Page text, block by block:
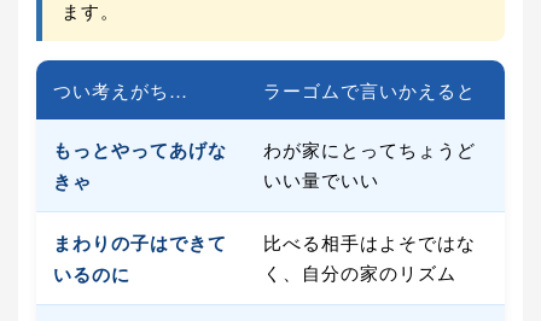
ます。
つい考えがち… ラーゴムで言いかえると
もっとやってあげな
きゃ
わが家にとってちょうど
いい量でいい
まわりの子はできて
いるのに
比べる相手はよそではな
く、自分の家のリズム